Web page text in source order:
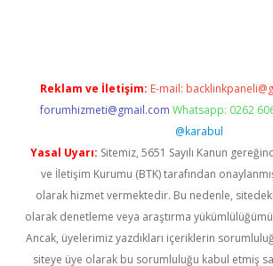
Reklam ve İletişim: E-mail:
forumhizmeti@gmail.com Whatsapp: 0262
@karabul
Yasal Uyarı: Sitemiz, 5651 Sayılı Kanun
ve İletişim Kurumu (BTK) tarafından
olarak hizmet vermektedir. Bu nedenle,
olarak denetleme veya araştırma
Ancak, üyelerimiz yazdıkları içeriklerin
siteye üye olarak bu sorumluluğu kabul etmiş